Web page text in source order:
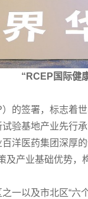
“RCEP国际健
的签署，标志着
验基地产业先行
洋医药集团深厚
及产业基础优势
一以及市北区“六